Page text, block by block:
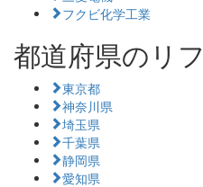
フクビ化学工業
都道府県のリ
東京都
神奈川県
埼玉県
千葉県
静岡県
愛知県